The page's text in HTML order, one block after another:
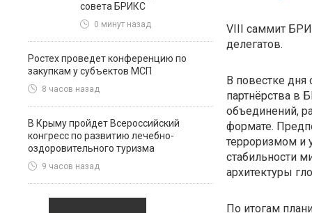
совета БРИКС
0 минут назад
Ростех проведет конференцию по
закупкам у субъектов МСП
8 часов назад
В Крыму пройдет Всероссийский
конгресс по развитию лечебно-
оздоровительного туризма
9 часов назад
VIII саммит
делегатов.
В повестке дня
партнёрства в
объединений,
формате.
терроризмом и
стабильности
архитектуры
По итогам